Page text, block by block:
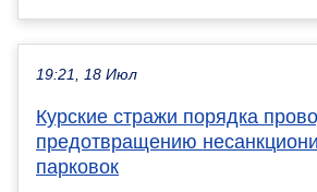
19:21, 18 Июл
Курские стражи порядка
предотвращению
парковок